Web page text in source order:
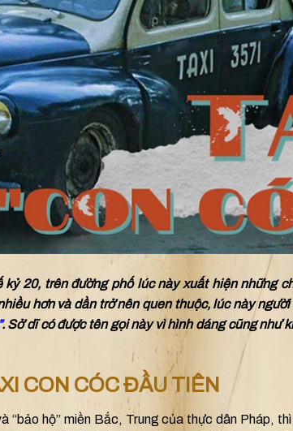
20, trên đường phố lúc này xuất hiện những
hơn và dần trở nên quen thuộc, lúc này
. Sở dĩ có được tên gọi này vì hình dáng cũng như
CON CÓC ĐẦU TIÊN
“bảo hộ” miền Bắc, Trung của thực dân Pháp,